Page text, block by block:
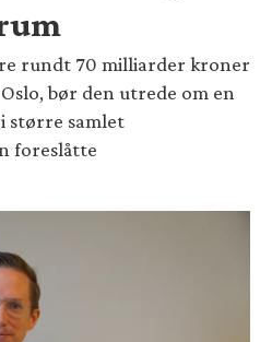
rundt 70 milliarder kroner
bør den utrede om en
større samlet
foreslåtte